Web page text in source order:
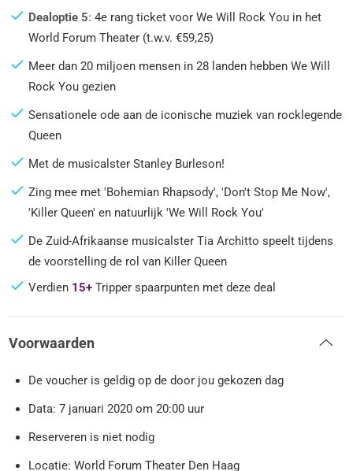
Dealoptie 5: 4e rang ticket voor We Will Rock You in het
World Forum Theater (t.w.v. €59,25)
Meer dan 20 miljoen mensen in 28 landen hebben We Will
Rock You gezien
Sensationele ode aan de iconische muziek van rocklegende
Queen
Met de musicalster Stanley Burleson!
Zing mee met 'Bohemian Rhapsody', 'Don't Stop Me Now',
'Killer Queen' en natuurlijk 'We Will Rock You'
De Zuid-Afrikaanse musicalster Tia Architto speelt tijdens
de voorstelling de rol van Killer Queen
Verdien 15+ Tripper spaarpunten met deze deal
Voorwaarden
De voucher is geldig op de door jou gekozen dag
Data: 7 januari 2020 om 20:00 uur
Reserveren is niet nodig
Locatie: World Forum Theater Den Haag